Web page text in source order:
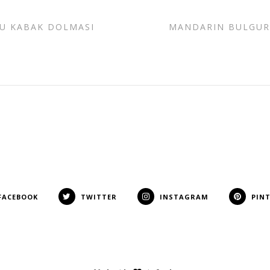
KABAK DOLMASI MANDARIN
TWITTER INSTAGRAM